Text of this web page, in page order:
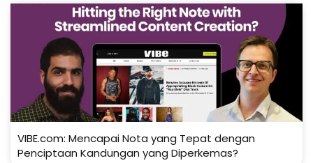
VIBE.com: Mencapai Nota yang Tepat dengan
Penciptaan Kandungan yang Diperkemas?